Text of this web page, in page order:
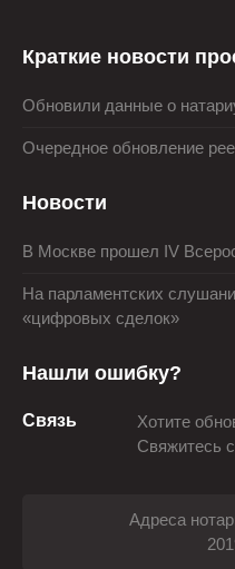
Краткие новости
Обновили данные о
Очередное обновление
Новости
В Москве прошел IV
На парламентских
«цифровых сделок»
Нашли ошибку?
Связь
Хотите
Свяжитесь
Адреса